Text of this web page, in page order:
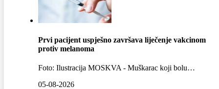
Prvi pacijent uspješno završava liječenje vakcinom
protiv melanoma
Foto: Ilustracija MOSKVA - Muškarac koji bolu…
05-08-2026